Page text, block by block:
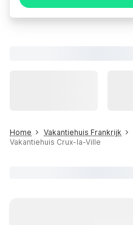
Home Vakantiehuis Frankrijk
Vakantiehuis Crux-la-Ville